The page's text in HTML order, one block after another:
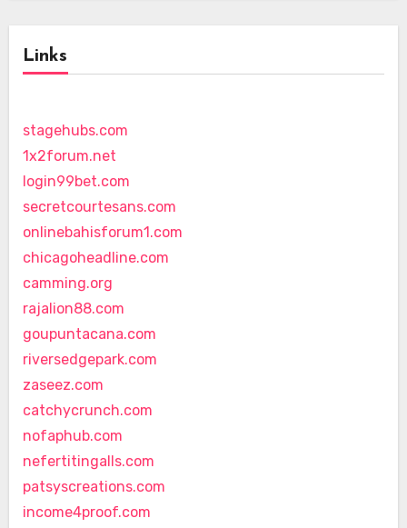
Links
stagehubs.com
1x2forum.net
login99bet.com
secretcourtesans.com
onlinebahisforum1.com
chicagoheadline.com
camming.org
rajalion88.com
goupuntacana.com
riversedgepark.com
zaseez.com
catchycrunch.com
nofaphub.com
nefertitingalls.com
patsyscreations.com
income4proof.com